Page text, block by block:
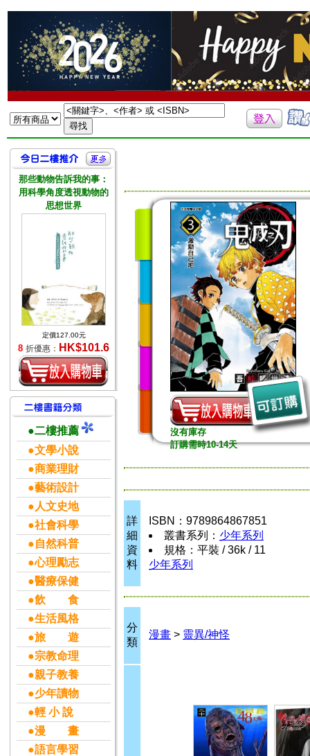
那些動物告訴我的事：
用科學角度透視動物的
思想世界
定價127.00元
8 折優惠： HK$101.6
●二樓推薦
●文學小說
●商業理財
●藝術設計
●人文史地
●社會科學
●自然科普
●心理勵志
●醫療保健
●飲 食
●生活風格
●旅 遊
●宗教命理
●親子教養
●少年讀物
●輕 小 說
●漫 畫
●語言學習
沒有庫存
訂購需時10-14天
詳
細
資
料
ISBN：9789864867851
叢書系列： 少年系列
規格：平裝 / 36k / 11
少年系列
分
類
漫畫 > 靈異/神怪